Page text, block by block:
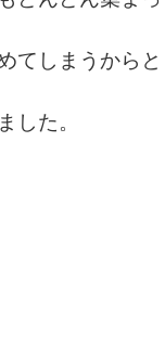
てしまうからと
した。